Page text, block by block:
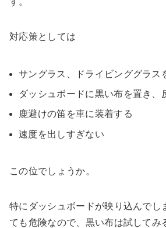
対応策としては
サングラス、ドライビンググラス
ダッシュボードに黒い布を置き、
鹿避けの笛を車に装着する
速度を出しすぎない
この位でしょうか。
特にダッシュボードが映り込んでし
ても危険なので、黒い布は試してみ